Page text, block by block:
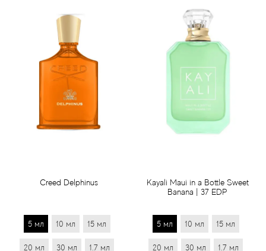
Creed Delphinus
5 мл 10 мл 15 мл
20 мл 30 мл 1.7 мл
Kayali Maui in a Bottle Sweet
Banana | 37 EDP
5 мл 10 мл 15 мл
20 мл 30 мл 1.7 мл